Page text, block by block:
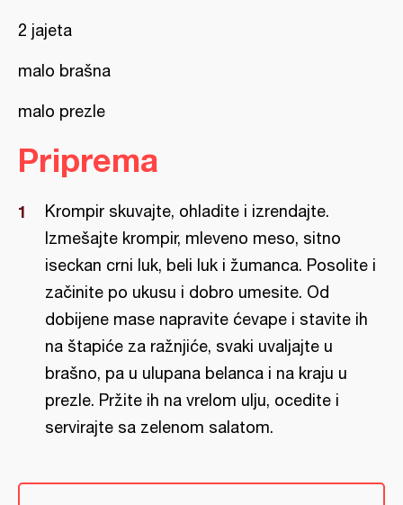
2 jajeta
malo brašna
malo prezle
Priprema
Krompir skuvajte, ohladite i izrendajte.
Izmešajte krompir, mleveno meso, sitno
iseckan crni luk, beli luk i žumanca. Posolite i
začinite po ukusu i dobro umesite. Od
dobijene mase napravite ćevape i stavite ih
na štapiće za ražnjiće, svaki uvaljajte u
brašno, pa u ulupana belanca i na kraju u
prezle. Pržite ih na vrelom ulju, ocedite i
servirajte sa zelenom salatom.